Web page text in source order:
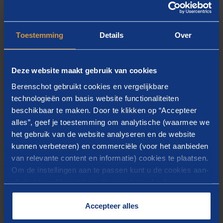
Toestemming Details Over
Deze website maakt gebruik van cookies
Berenschot gebruikt cookies en vergelijkbare
technologieën om basis website functionaliteiten
beschikbaar te maken. Door te klikken op “Accepteer
alles”, geef je toestemming om analytische (waarmee we
het gebruik van de website analyseren en de website
kunnen verbeteren) en commerciële (voor het aanbieden
van relevante content en informatie) cookies te plaatsen.
Om de instellingen aan te passen kunt u de cookies aan-
cookies op onze website treft u in onze
Accepteer alles
werkdruk”. Dit rapport en de hand-outs van het
webinar zijn op deze pagina te downloaden.
Interessante downloads en
links
DOWNLOAD PRESENTATIE TEKKIEWORDENWEEK
DOWNLOAD SALARY SURVEY 2020